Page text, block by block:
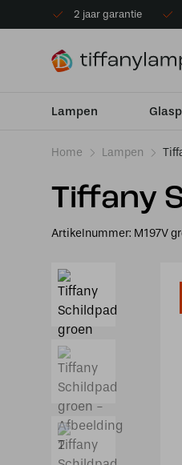
2 jaar garantie
Lampen
Home Lampen
Tiffany
Artikelnummer: M197V